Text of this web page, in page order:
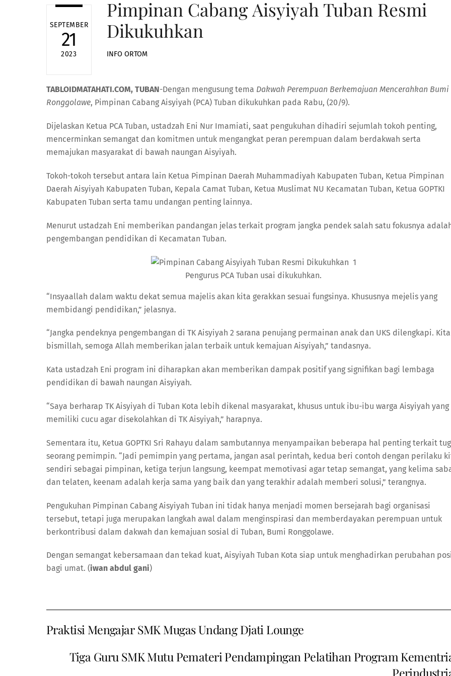
SEPTEMBER
21
2023
Pimpinan Cabang Aisyiyah Tuban Resmi
Dikukuhkan
INFO ORTOM
TABLOIDMATAHATI.COM, TUBAN-Dengan mengusung tema Dakwah Perempuan Berkemajuan Mencerahkan Bumi
Ronggolawe, Pimpinan Cabang Aisyiyah (PCA) Tuban dikukuhkan pada Rabu, (20/9).
Dijelaskan Ketua PCA Tuban, ustadzah Eni Nur Imamiati, saat pengukuhan dihadiri sejumlah tokoh penting,
mencerminkan semangat dan komitmen untuk mengangkat peran perempuan dalam berdakwah serta
memajukan masyarakat di bawah naungan Aisyiyah.
Tokoh-tokoh tersebut antara lain Ketua Pimpinan Daerah Muhammadiyah Kabupaten Tuban, Ketua Pimpinan
Daerah Aisyiyah Kabupaten Tuban, Kepala Camat Tuban, Ketua Muslimat NU Kecamatan Tuban, Ketua GOPTKI
Kabupaten Tuban serta tamu undangan penting lainnya.
Menurut ustadzah Eni memberikan pandangan jelas terkait program jangka pendek salah satu fokusnya
pengembangan pendidikan di Kecamatan Tuban.
Pengurus PCA Tuban usai dikukuhkan.
“Insyaallah dalam waktu dekat semua majelis akan kita gerakkan sesuai fungsinya. Khususnya mejelis yang
membidangi pendidikan,” jelasnya.
“Jangka pendeknya pengembangan di TK Aisyiyah 2 sarana penujang permainan anak dan UKS dilengkapi. Kita
bismillah, semoga Allah memberikan jalan terbaik untuk kemajuan Aisyiyah,” tandasnya.
Kata ustadzah Eni program ini diharapkan akan memberikan dampak positif yang signifikan bagi lembaga
pendidikan di bawah naungan Aisyiyah.
“Saya berharap TK Aisyiyah di Tuban Kota lebih dikenal masyarakat, khusus untuk ibu-ibu warga Aisyiyah yang
memiliki cucu agar disekolahkan di TK Aisyiyah,” harapnya.
Sementara itu, Ketua GOPTKI Sri Rahayu dalam sambutannya menyampaikan beberapa hal penting terkait
seorang pemimpin. “Jadi pemimpin yang pertama, jangan asal perintah, kedua beri contoh dengan perilaku
sendiri sebagai pimpinan, ketiga terjun langsung, keempat memotivasi agar tetap semangat, yang kelima
dan telaten, keenam adalah kerja sama yang baik dan yang terakhir adalah memberi solusi,” terangnya.
Pengukuhan Pimpinan Cabang Aisyiyah Tuban ini tidak hanya menjadi momen bersejarah bagi organisasi
tersebut, tetapi juga merupakan langkah awal dalam menginspirasi dan memberdayakan perempuan untuk
berkontribusi dalam dakwah dan kemajuan sosial di Tuban, Bumi Ronggolawe.
Dengan semangat kebersamaan dan tekad kuat, Aisyiyah Tuban Kota siap untuk menghadirkan perubahan
bagi umat. (iwan abdul gani)
Praktisi Mengajar SMK Mugas Undang Djati Lounge
Tiga Guru SMK Mutu Pemateri Pendampingan Pelatihan Program